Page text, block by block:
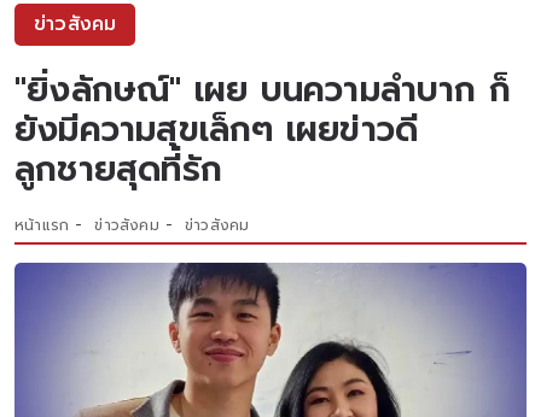
ข่าวสังคม
"ยิ่งลักษณ์" เผย บนความลำบาก ก็
ยังมีความสุขเล็กๆ เผยข่าวดี
ลูกชายสุดที่รัก
หน้าแรก ข่าวสังคม ข่าวสังคม